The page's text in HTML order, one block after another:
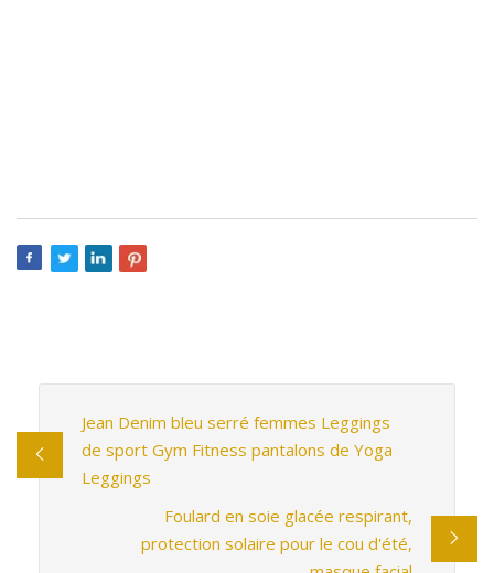
Jean Denim bleu serré femmes Leggings
de sport Gym Fitness pantalons de Yoga
Leggings
Foulard en soie glacée respirant,
protection solaire pour le cou d'été,